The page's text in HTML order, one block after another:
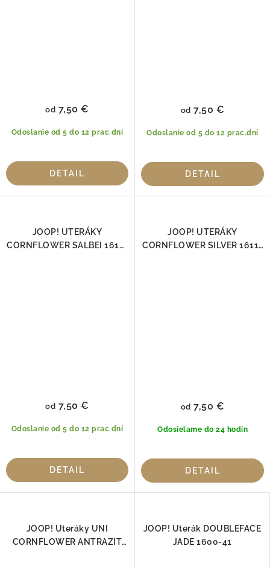
Odoslanie od 5 do 12 prac.dní
od 7,50 €
DETAIL
Odoslanie od 5 do 12 prac.dní
od 7,50 €
DETAIL
JOOP! UTERÁKY
CORNFLOWER SALBEI 1611-
Odoslanie od 5 do 12 prac.dní
od 7,50 €
DETAIL
JOOP! UTERÁKY
CORNFLOWER SILVER 1611-
Odosielame do 24 hodín
od 7,50 €
DETAIL
JOOP! Uteráky UNI
CORNFLOWER ANTRAZIT
JOOP! Uterák DOUBLEFACE
JADE 1600-41